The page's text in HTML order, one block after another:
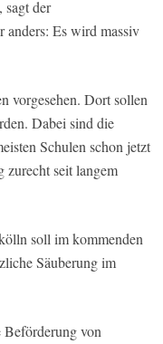
sagt der
anders: Es wird massiv
vorgesehen. Dort sollen
Dabei sind die
Schulen schon jetzt
seit langem
soll im kommenden
Säuberung im
von